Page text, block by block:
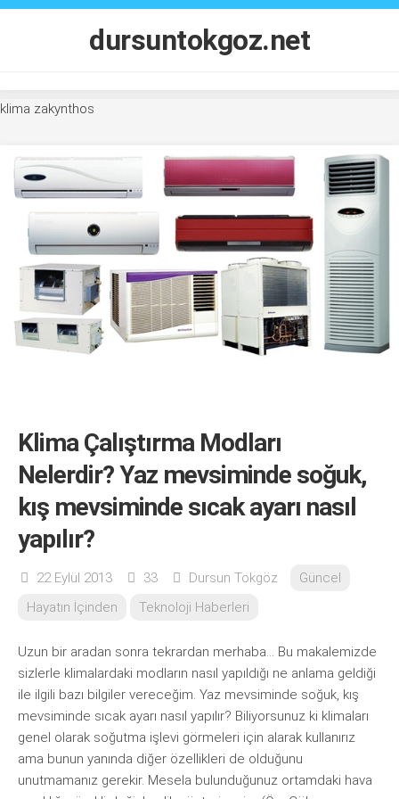
Skip
dursuntokgoz.net
klima zakynthos
Klima Çalıştırma Modları
Nelerdir? Yaz mevsiminde soğuk,
kış mevsiminde sıcak ayarı nasıl
yapılır?
22 Eylül 2013 33 Dursun Tokgöz
Güncel
Hayatın İçinden
Teknoloji Haberleri
Uzun bir aradan sonra tekrardan merhaba… Bu makalemizde
sizlerle klimalardaki modların nasıl yapıldığı ne anlama geldiği
ile ilgili bazı bilgiler vereceğim. Yaz mevsiminde soğuk, kış
mevsiminde sıcak ayarı nasıl yapılır? Biliyorsunuz ki klimaları
genel olarak soğutma işlevi görmeleri için alarak kullanırız
ama bunun yanında diğer özellikleri de olduğunu
unutmamanız gerekir. Mesela bulunduğunuz ortamdaki hava